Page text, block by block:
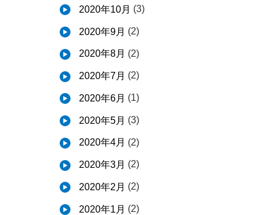
2020年10月 (3)
2020年9月 (2)
2020年8月 (2)
2020年7月 (2)
2020年6月 (1)
2020年5月 (3)
2020年4月 (2)
2020年3月 (2)
2020年2月 (2)
2020年1月 (2)